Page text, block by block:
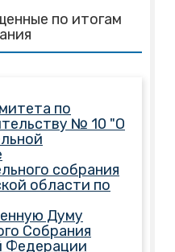
по итогам
по
№ 10 "О
собрания
области по
Думу
Собрания
Федерации